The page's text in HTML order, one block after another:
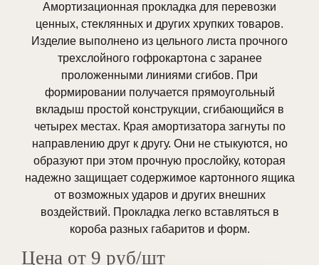
Амортизационная прокладка для перевозки
ценных, стеклянных и других хрупких товаров.
Изделие выполнено из цельного листа прочного
трехслойного гофрокартона с заранее
проложенными линиями сгибов. При
формировании получается прямоугольный
вкладыш простой конструкции, сгибающийся в
четырех местах. Края амортизатора загнуты по
направлению друг к другу. Они не стыкуются, но
образуют при этом прочную прослойку, которая
надежно защищает содержимое картонного ящика
от возможных ударов и других внешних
воздействий. Прокладка легко вставляться в
короба разных габаритов и форм.
Цена от 9 руб/шт